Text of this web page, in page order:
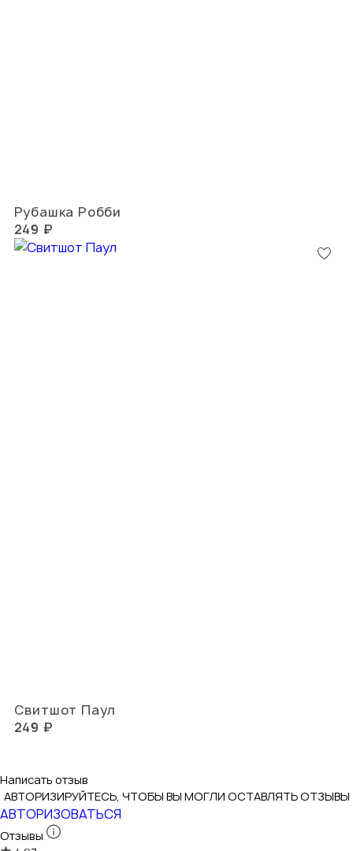
Рубашка Робби
249 ₽
Свитшот Паул
249 ₽
Написать отзыв
АВТОРИЗИРУЙТЕСЬ, ЧТОБЫ ВЫ МОГЛИ ОСТАВЛЯТЬ ОТЗЫВЫ
АВТОРИЗОВАТЬСЯ
Отзывы